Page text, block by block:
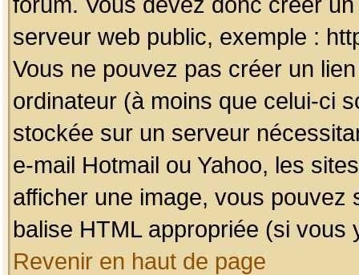
serveur web public, exemple :
Vous ne pouvez pas créer un
ordinateur (à moins que celui-ci
stockée sur un serveur
e-mail Hotmail ou Yahoo, les
afficher une image, vous pouvez
balise HTML appropriée (si vous
Revenir en haut de page